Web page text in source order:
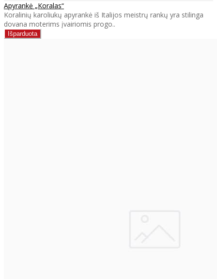
Apyrankė „Koralas“
Koralinių karoliukų apyrankė iš Italijos meistrų rankų yra stilinga
dovana moterims įvairiomis progo..